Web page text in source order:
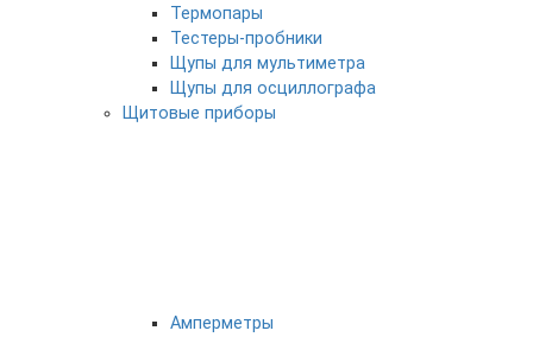
Термопары
Тестеры-пробники
Щупы для мультиметра
Щупы для осциллографа
Щитовые приборы
Амперметры